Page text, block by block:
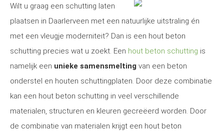
Wilt u graag een schutting laten
plaatsen in Daarlerveen met een natuurlijke uitstraling én
met een vleugje moderniteit? Dan is een hout beton
schutting precies wat u zoekt. Een hout beton schutting is
namelijk een unieke samensmelting van een beton
onderstel en houten schuttingplaten. Door deze combinatie
kan een hout beton schutting in veel verschillende
materialen, structuren en kleuren gecreëerd worden. Door
de combinatie van materialen krijgt een hout beton